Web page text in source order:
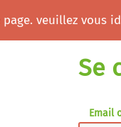
veuillez vous
Se
Email